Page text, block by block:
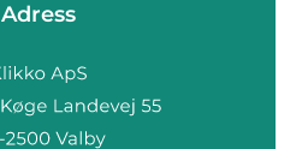
Adress